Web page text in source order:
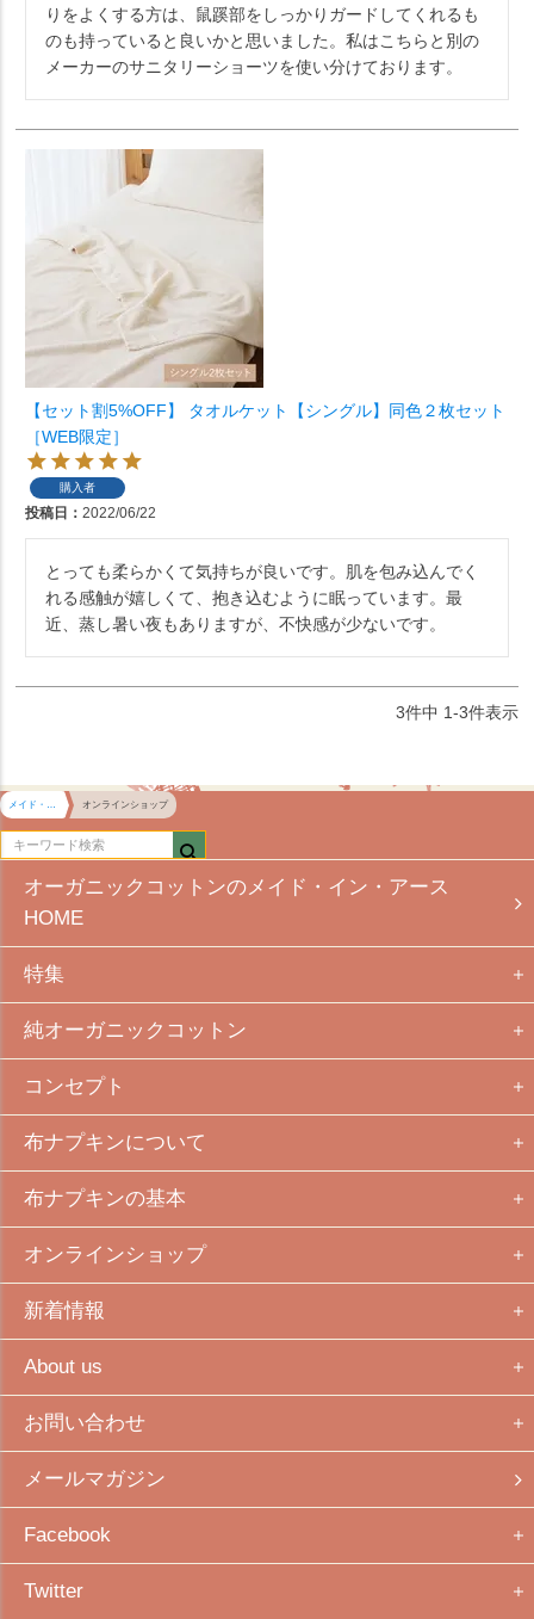
りをよくする方は、鼠蹊部をしっかりガードしてくれるも
のも持っていると良いかと思いました。私はこちらと別の
メーカーのサニタリーショーツを使い分けております。
【セット割5%OFF】 タオルケット【シングル】同色２枚セット
［WEB限定］
購入者
投稿日 2022/06/22
とっても柔らかくて気持ちが良いです。肌を包み込んでく
れる感触が嬉しくて、抱き込むように眠っています。最
近、蒸し暑い夜もありますが、不快感が少ないです。
3件中 1-3件表示
メイド・イン・アース HOME オンラインショップ
オーガニックコットンのメイド・イン・アース
HOME
特集
純オーガニックコットン
コンセプト
布ナプキンについて
布ナプキンの基本
オンラインショップ
新着情報
About us
お問い合わせ
メールマガジン
Facebook
Twitter